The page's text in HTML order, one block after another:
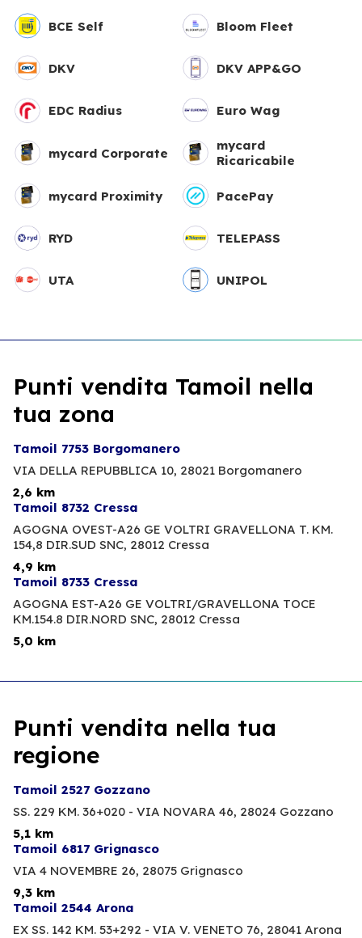
BCE Self Bloom Fleet
DKV DKV APP&GO
EDC Radius Euro Wag
mycard Corporate
mycard
Ricaricabile
mycard Proximity PacePay
RYD TELEPASS
UTA UNIPOL
Punti vendita Tamoil nella
tua zona
Tamoil 7753 Borgomanero
VIA DELLA REPUBBLICA 10, 28021 Borgomanero
2,6 km
Tamoil 8732 Cressa
AGOGNA OVEST-A26 GE VOLTRI GRAVELLONA T. KM.
154,8 DIR.SUD SNC, 28012 Cressa
4,9 km
Tamoil 8733 Cressa
AGOGNA EST-A26 GE VOLTRI/GRAVELLONA TOCE
KM.154.8 DIR.NORD SNC, 28012 Cressa
5,0 km
Punti vendita nella tua
regione
Tamoil 2527 Gozzano
SS. 229 KM. 36+020 - VIA NOVARA 46, 28024 Gozzano
5,1 km
Tamoil 6817 Grignasco
VIA 4 NOVEMBRE 26, 28075 Grignasco
9,3 km
Tamoil 2544 Arona
EX SS. 142 KM. 53+292 - VIA V. VENETO 76, 28041 Arona